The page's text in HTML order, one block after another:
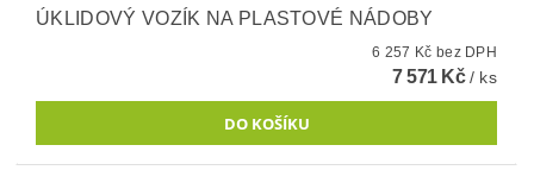
ÚKLIDOVÝ VOZÍK NA PLASTOVÉ NÁDOBY
6 257 Kč bez DPH
7 571 Kč/ ks